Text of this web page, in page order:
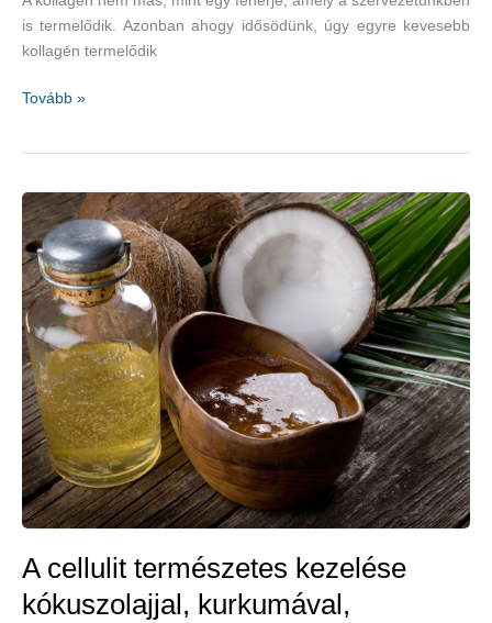
is termelődik. Azonban ahogy idősödünk, úgy egyre kevesebb
kollagén termelődik
Jobb
Tovább »
A cellulit természetes kezelése
kókuszolajjal, kurkumával,